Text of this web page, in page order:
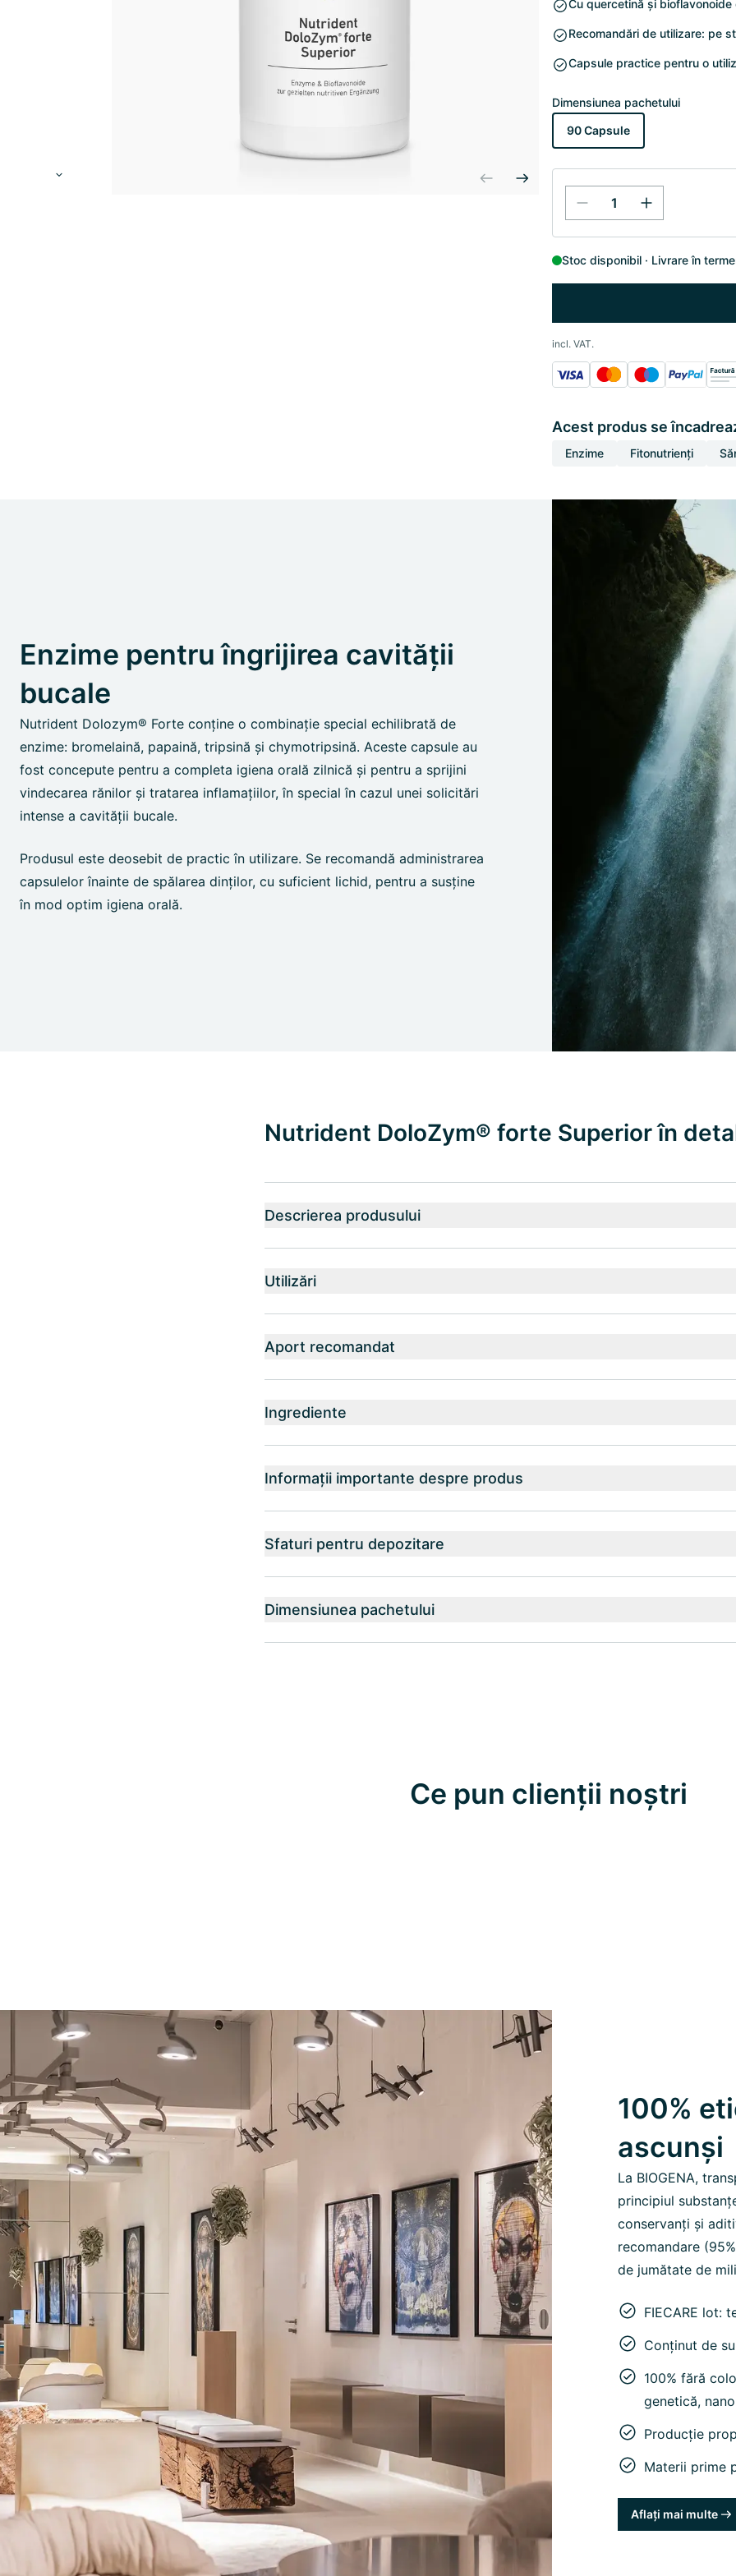
Cu quercetină și bioflavonoide
Recomandări de utilizare: pe
Capsule practice pentru o
Dimensiunea pachetului
90 Capsule
Stoc disponibil Livrare în
incl. VAT.
Acest produs se
Enzime Fitonutrienți
Enzime pentru îngrijirea cavității
bucale
Nutrident Dolozym® Forte conține o combinație special echilibrată de
enzime: bromelaină, papaină, tripsină și chymotripsină. Aceste capsule au
fost concepute pentru a completa igiena orală zilnică și pentru a sprijini
vindecarea rănilor și tratarea inflamațiilor, în special în cazul unei solicitări
intense a cavității bucale.
Produsul este deosebit de practic în utilizare. Se recomandă administrarea
capsulelor înainte de spălarea dinților, cu suficient lichid, pentru a susține
în mod optim igiena orală.
Nutrident DoloZym® forte Superior în
Descrierea produsului
Utilizări
Aport recomandat
Ingrediente
Informații importante despre produs
Sfaturi pentru depozitare
Dimensiunea pachetului
Ce pun clienții noștri
100%
ascunși
La BIOGENA,
principiul
conservanți și
recomandare
de jumătate de
FIECARE lot:
Conținut de
100% fără
genetică,
Producție
Materii prime
Aflați mai multe